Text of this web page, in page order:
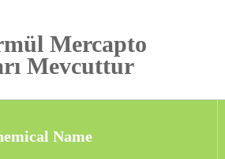
Mercapto
Mevcuttur
Name